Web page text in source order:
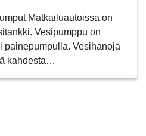
Matkailuautoissa on
Vesipumppu on
painepumpulla. Vesihanoja
kahdesta…